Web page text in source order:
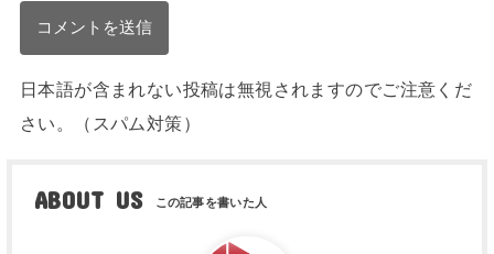
日本語が含まれない投稿は無視されますのでご注意くだ
さい。（スパム対策）
ABOUT US